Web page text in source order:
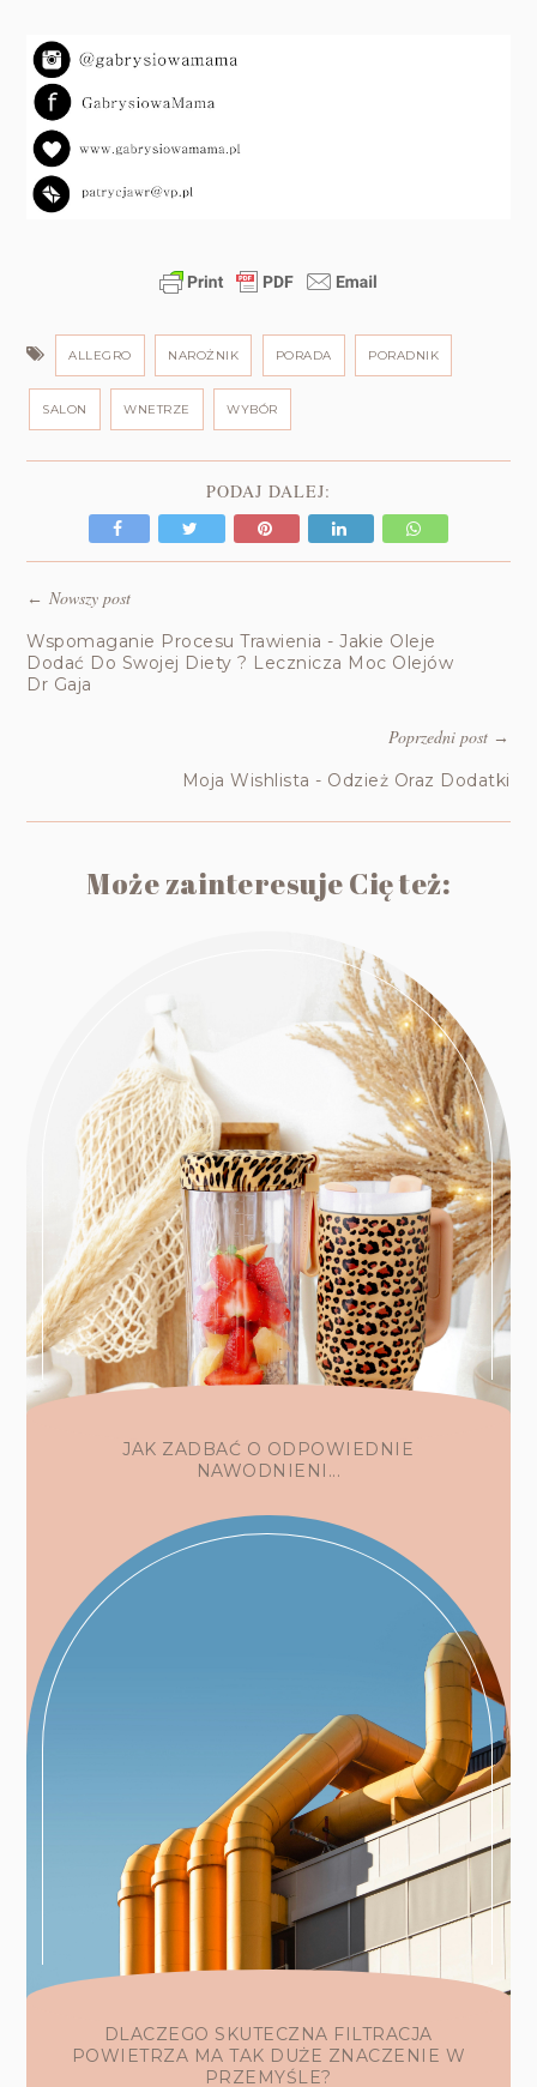
ALLEGRO NAROŻNIK PORADA PORADNIK
SALON WNETRZE WYBÓR
PODAJ DALEJ:
←Nowszy post
Wspomaganie Procesu Trawienia - Jakie Oleje
Dodać Do Swojej Diety ? Lecznicza Moc Olejów
Dr Gaja
Poprzedni post→
Moja Wishlista - Odzież Oraz Dodatki
Może zainteresuje Cię też:
JAK ZADBAĆ O ODPOWIEDNIE
NAWODNIENI...
DLACZEGO SKUTECZNA FILTRACJA
POWIETRZA MA TAK DUŻE ZNACZENIE W
PRZEMYŚLE?